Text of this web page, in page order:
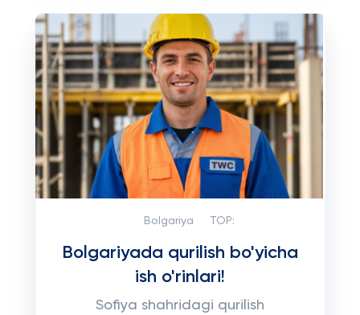
Bolgariya TOP:
Bolgariyada qurilish bo'yicha
ish o'rinlari!
Sofiya shahridagi qurilish